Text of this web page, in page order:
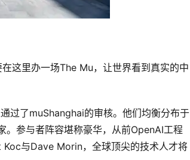
这里办一场The Mu，让世界看到真实的中
过了muShanghai的审核。他们均衡分布于
。参与者阵容堪称豪华，从前OpenAI工程
与Dave Morin，全球顶尖的技术人才将